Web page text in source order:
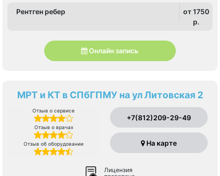
Рентген ребер
от 1750
p.
Онлайн запись
МРТ и КТ в СПбГПМУ на ул Литовская 2
Отзыв о сервисе
Отзыв о врачах
Отзыв об оборудовании
+7(812)209-29-49
На карте
Лицензия